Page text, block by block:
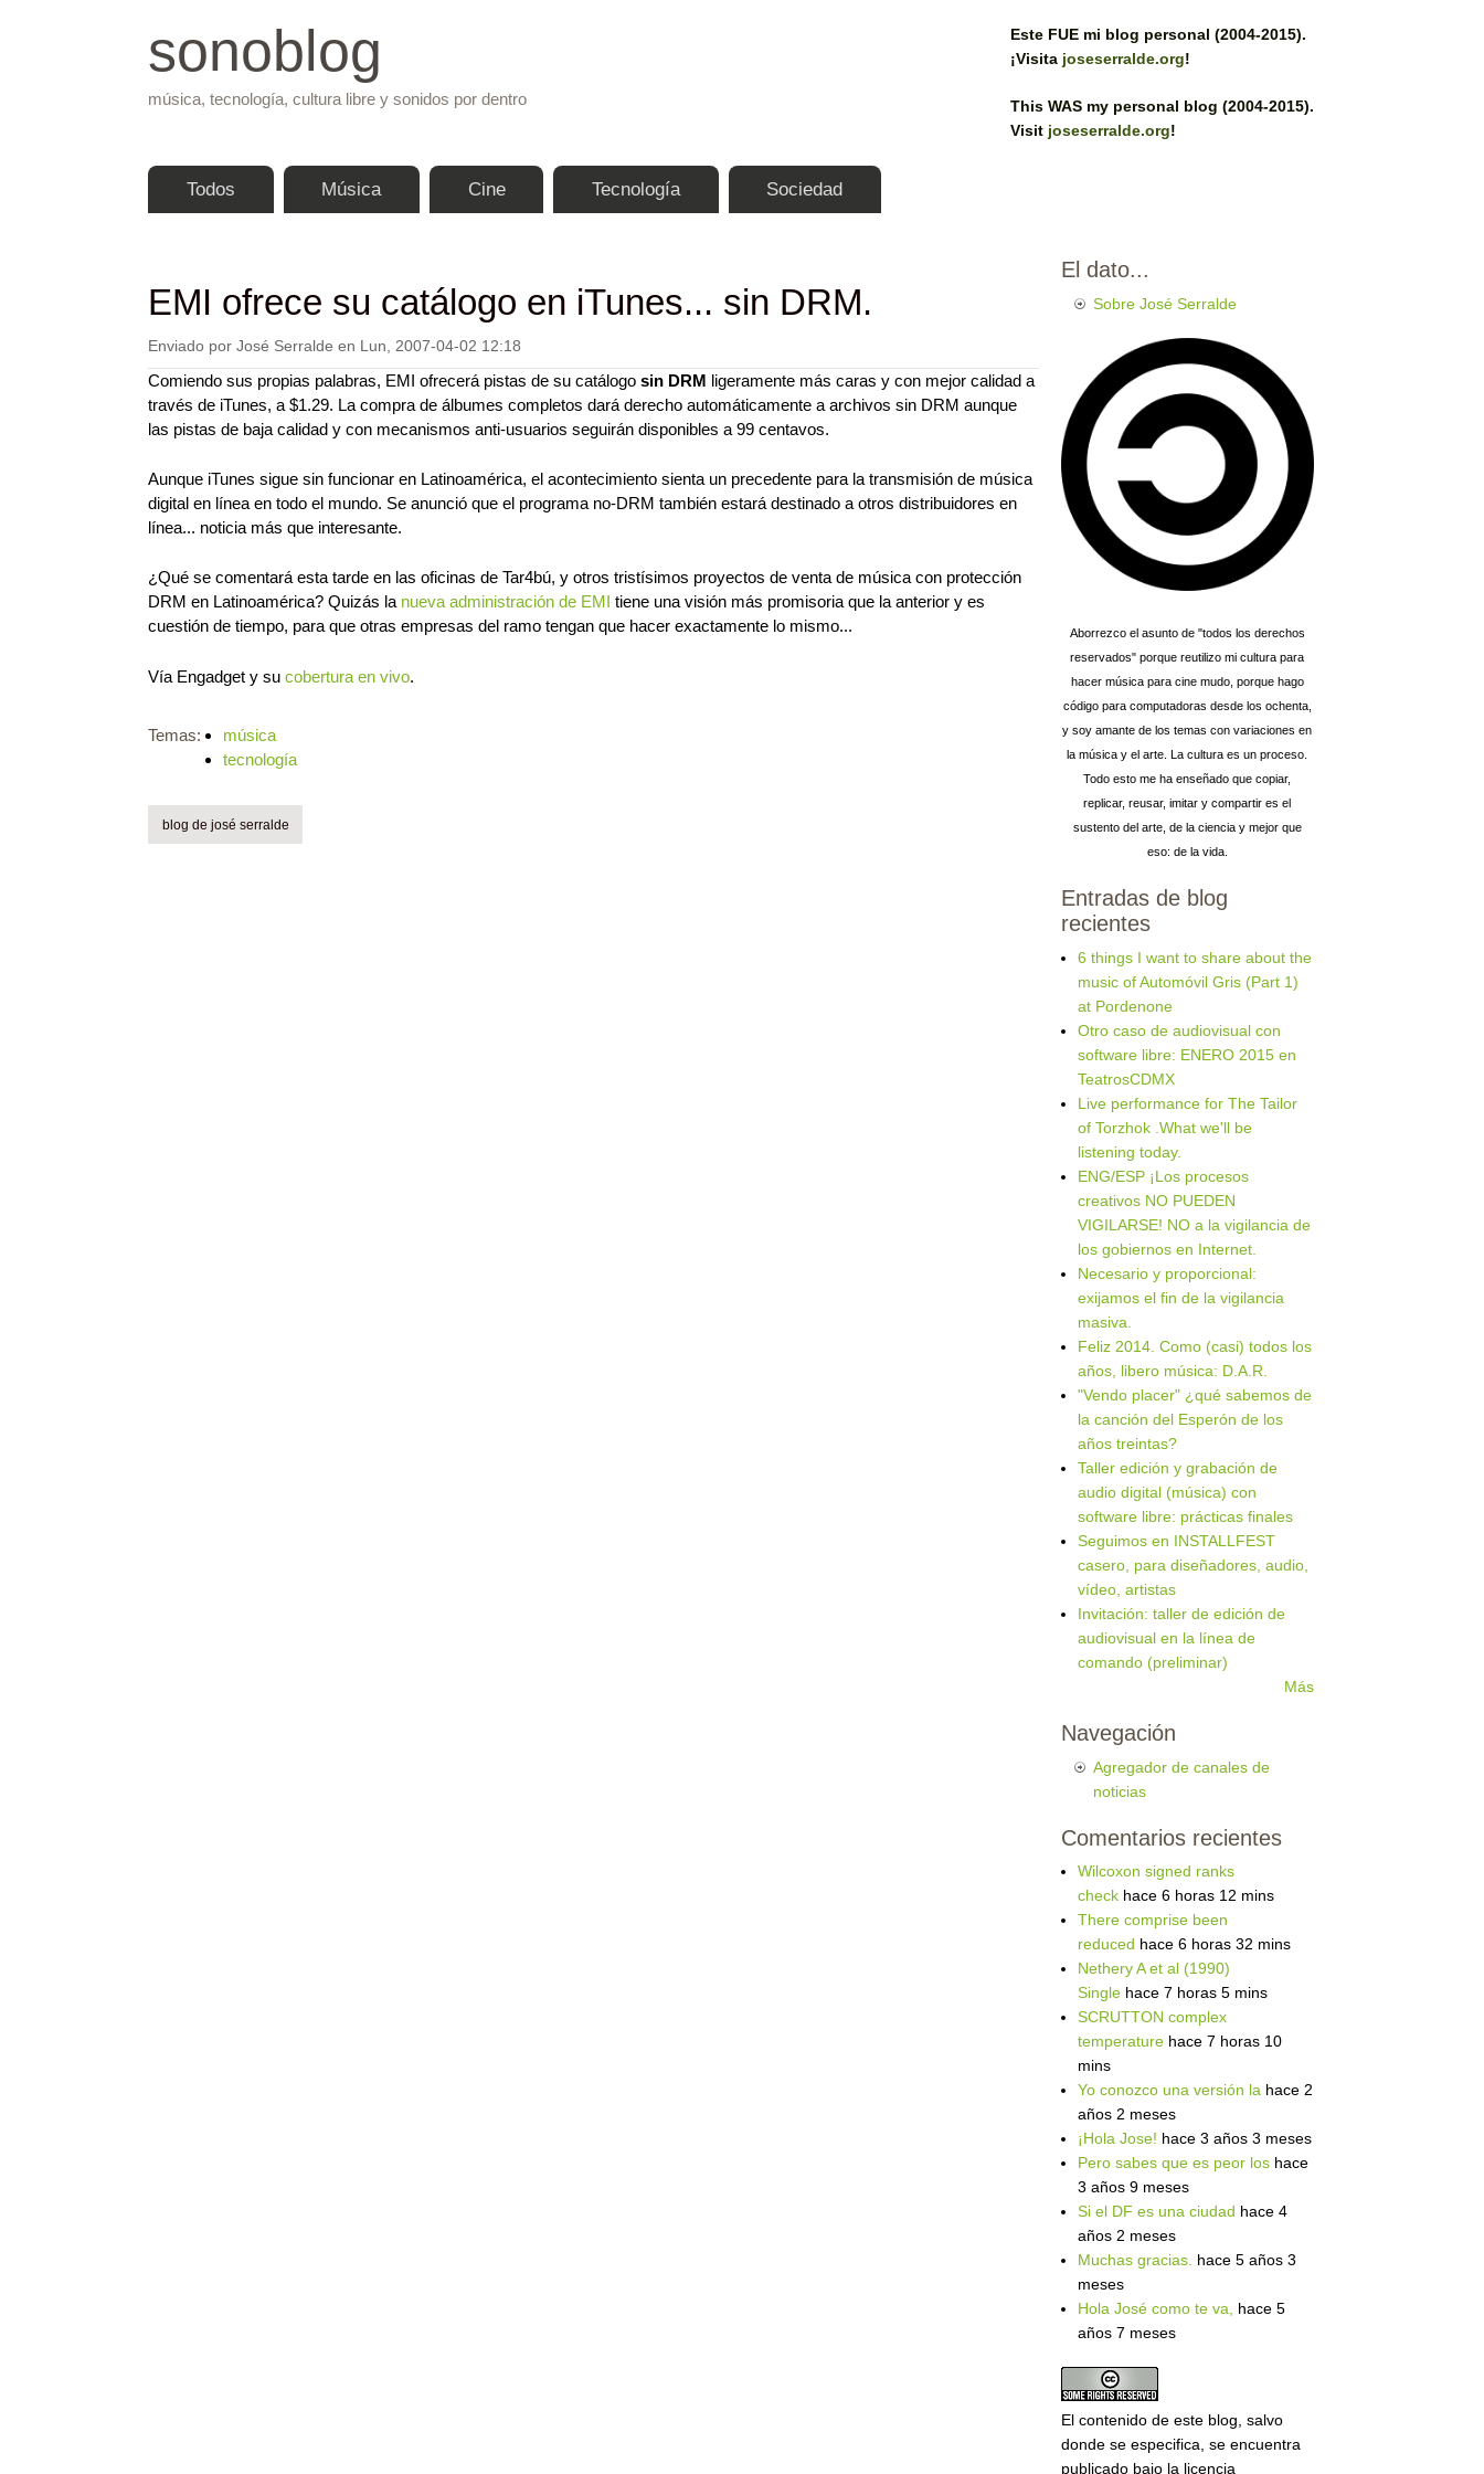
sonoblog
música, tecnología, cultura libre y sonidos por dentro
Este FUE mi blog personal (2004-2015).
¡Visita joseserralde.org!
This WAS my personal blog (2004-2015).
Visit joseserralde.org!
Menú principal
Todos Música Cine Tecnología Sociedad
EMI ofrece su catálogo en iTunes... sin DRM.
Enviado porJosé Serralde en Lun, 2007-04-02 12:18
Comiendo sus propias palabras, EMI ofrecerá pistas de su catálogosin DRM ligeramente más caras y con mejor calidad a
través de iTunes, a $1.29. La compra de álbumes completos dará derecho automáticamente a archivos sin DRM aunque
las pistas de baja calidad y con mecanismos anti-usuarios seguirán disponibles a 99 centavos.
Aunque iTunes sigue sin funcionar en Latinoamérica, el acontecimiento sienta un precedente para la transmisión de música
digital en línea en todo el mundo. Se anunció que el programa no-DRM también estará destinado a otros distribuidores en
línea... noticia más que interesante.
¿Qué se comentará esta tarde en las oficinas de Tar4bú, y otros tristísimos proyectos de venta de música con protección
DRM en Latinoamérica? Quizás la nueva administración de EMI tiene una visión más promisoria que la anterior y es
cuestión de tiempo, para que otras empresas del ramo tengan que hacer exactamente lo mismo...
Vía Engadget y sucobertura en vivo.
Temas:
música
tecnología
blog de josé serralde
El dato...
Sobre José Serralde
Aborrezco el asunto de "todos los derechos
reservados" porque reutilizo mi cultura para
hacer música para cine mudo, porque hago
código para computadoras desde los ochenta,
y soy amante de los temas con variaciones en
la música y el arte. La cultura es un proceso.
Todo esto me ha enseñado que copiar,
replicar, reusar, imitar y compartir es el
sustento del arte, de la ciencia y mejor que
eso: de la vida.
Entradas de blog
recientes
6 things I want to share about the
music of Automóvil Gris (Part 1)
at Pordenone
Otro caso de audiovisual con
software libre: ENERO 2015 en
TeatrosCDMX
Live performance for The Tailor
of Torzhok .What we'll be
listening today.
ENG/ESP ¡Los procesos
creativos NO PUEDEN
VIGILARSE! NO a la vigilancia de
los gobiernos en Internet.
Necesario y proporcional:
exijamos el fin de la vigilancia
masiva.
Feliz 2014. Como (casi) todos los
años, libero música: D.A.R.
"Vendo placer" ¿qué sabemos de
la canción del Esperón de los
años treintas?
Taller edición y grabación de
audio digital (música) con
software libre: prácticas finales
Seguimos en INSTALLFEST
casero, para diseñadores, audio,
vídeo, artistas
Invitación: taller de edición de
audiovisual en la línea de
comando (preliminar)
Más
Navegación
Agregador de canales de
noticias
Comentarios recientes
Wilcoxon signed ranks
check hace 6 horas 12 mins
There comprise been
reduced hace 6 horas 32 mins
Nethery A et al (1990)
Single hace 7 horas 5 mins
SCRUTTON complex
temperature hace 7 horas 10
mins
Yo conozco una versión la hace 2
años 2 meses
¡Hola Jose! hace 3 años 3 meses
Pero sabes que es peor los hace
3 años 9 meses
Si el DF es una ciudad hace 4
años 2 meses
Muchas gracias. hace 5 años 3
meses
Hola José como te va, hace 5
años 7 meses
El contenido de este blog, salvo
donde se especifica, se encuentra
publicado bajo la licencia